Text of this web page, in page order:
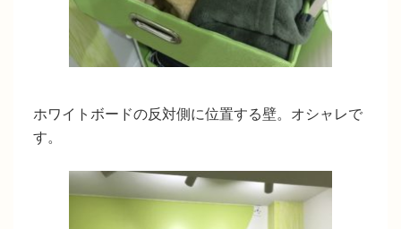
ホワイトボードの反対側に位置する壁。オシャレで
す。